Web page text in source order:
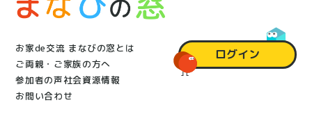
お家de交流 まなびの窓とは
ご両親・ご家族の方へ
参加者の声社会資源情報
お問い合わせ
ログイン